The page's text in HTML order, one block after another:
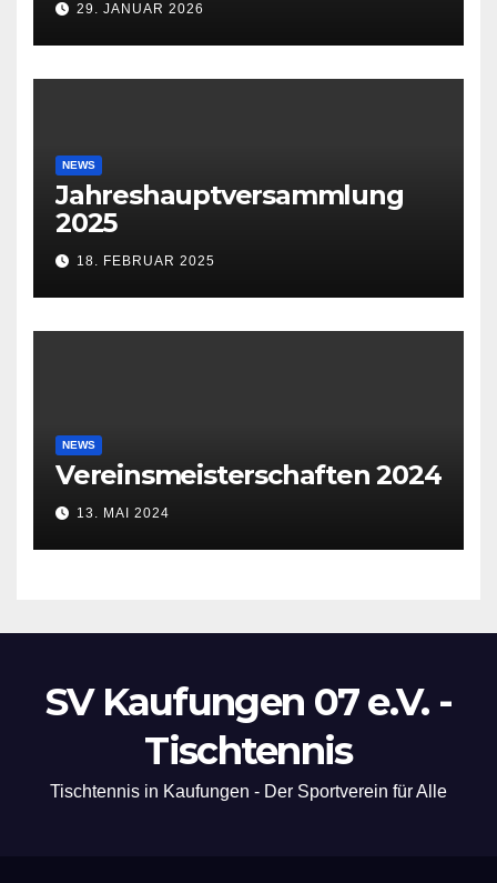
29. JANUAR 2026
NEWS
Jahreshauptversammlung
2025
18. FEBRUAR 2025
NEWS
Vereinsmeisterschaften 2024
13. MAI 2024
SV Kaufungen 07 e.V. -
Tischtennis
Tischtennis in Kaufungen - Der Sportverein für Alle